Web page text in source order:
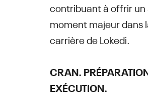
contribuant à offrir
moment majeur dans
carrière de Lokedi.
CRAN.
EXÉCUTION.